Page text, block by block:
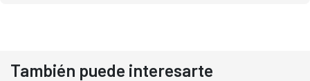
También puede interesarte